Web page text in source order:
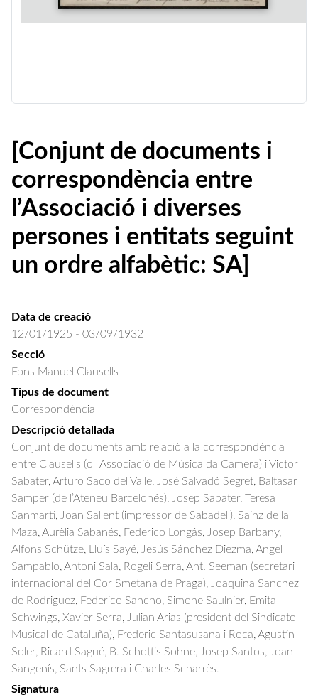
[Conjunt de documents i
correspondència entre
l’Associació i diverses
persones i entitats seguint
un ordre alfabètic: SA]
Data de creació
12/01/1925 - 03/09/1932
Secció
Fons Manuel Clausells
Tipus de document
Correspondència
Descripció detallada
Conjunt de documents amb relació a la correspondència
entre Clausells (o l'Associació de Música da Camera) i Victor
Sabater, Arturo Saco del Valle, José Salvadó Segret, Baltasar
Samper (de l’Ateneu Barcelonés), Josep Sabater, Teresa
Sanmartí, Joan Sallent (impressor de Sabadell), Sainz de la
Maza, Aurèlia Sabanés, Federico Longás, Josep Barbany,
Alfons Schütze, Lluís Sayé, Jesús Sánchez Diezma, Angel
Sampablo, Antoni Sala, Rogeli Serra, Ant. Seeman (secretari
internacional del Cor Smetana de Praga), Joaquina Sanchez
de Rodriguez, Federico Sancho, Simone Saulnier, Emita
Schwings, Xavier Serra, Julian Arias (president del Sindicato
Musical de Cataluña), Frederic Santasusana i Roca, Agustín
Soler, Ricard Sagué, B. Schott’s Sohne, Josep Santos, Joan
Sangenís, Sants Sagrera i Charles Scharrès.
Signatura